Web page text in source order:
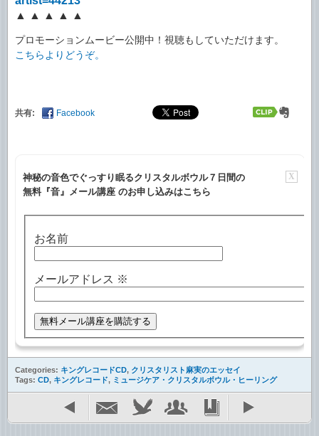
▲ ▲ ▲ ▲ ▲
プロモーションムービー公開中！視聴もしていただけます。
こちらよりどうぞ。
共有: Facebook
X
神秘の音色でぐっすり眠るクリスタルボウル７日間の
無料『音』メール講座 のお申し込みはこちら
お名前
メールアドレス ※
Categories: キングレコードCD, クリスタリスト麻実のエッセイ
Tags: CD, キングレコード, ミュージケア・クリスタルボウル・ヒーリング